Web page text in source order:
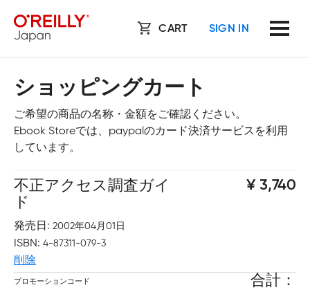
CART SIGN IN
ショッピングカート
ご希望の商品の名称・金額をご確認ください。
Ebook Storeでは、paypalのカード決済サービスを利用
しています。
不正アクセス調査ガイ
ド
発売日 2002年04月01日
ISBN 4-87311-079-3
削除
3,740
プロモーションコード
合計